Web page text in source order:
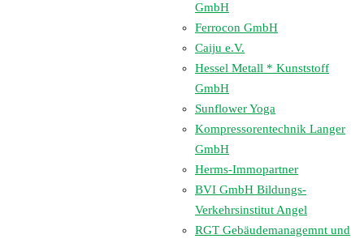
GmbH
Ferrocon GmbH
Caiju e.V.
Hessel Metall * Kunststoff
GmbH
Sunflower Yoga
Kompressorentechnik Langer
GmbH
Herms-Immopartner
BVI GmbH Bildungs-
Verkehrsinstitut Angel
RGT Gebäudemanagemnt und